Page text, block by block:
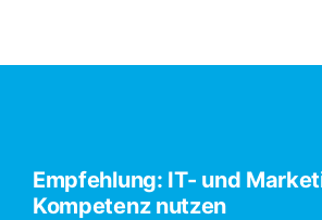
Empfehlung: IT- und
Kompetenz nutzen